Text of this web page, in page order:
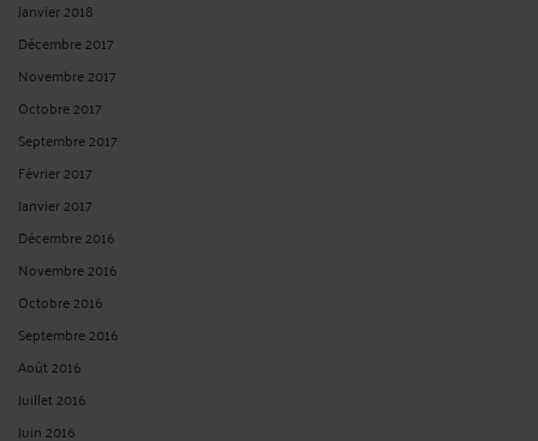
Janvier 2018
Décembre 2017
Novembre 2017
Octobre 2017
Septembre 2017
Février 2017
Janvier 2017
Décembre 2016
Novembre 2016
Octobre 2016
Septembre 2016
Août 2016
Juillet 2016
Juin 2016